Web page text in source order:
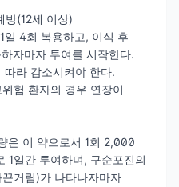
방(12세 이상)
4회 복용하고, 이식 후
자마자 투여를 시작한다.
따라 감소시켜야 한다.
험 환자의 경우 연장이
은 이 약으로서 1회 2,000
1일간 투여하며, 구순포진의
거림)가 나타나자마자